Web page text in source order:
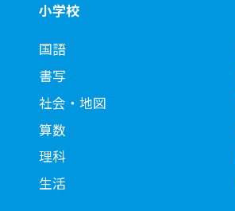
小学校
国語
書写
社会・地図
算数
理科
生活